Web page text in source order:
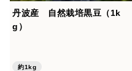
丹波産 自然栽培黒豆（1k
g）
約1kg